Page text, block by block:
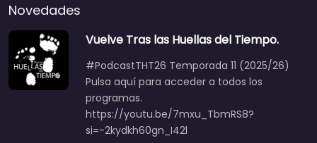
Novedades
Vuelve Tras las Huellas del Tiempo.
#PodcastTHT26 Temporada 11 (2025/26)
Pulsa aquí para acceder a todos los
programas.
https://youtu.be/7mxu_TbmRS8?
si=-2kydkh60gn_I42l